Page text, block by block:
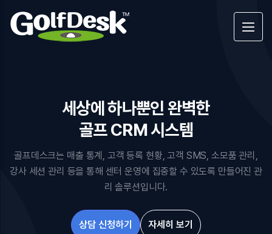
세상에 하나뿐인 완벽한
골프 CRM 시스템
골프데스크는 매출 통계, 고객 등록 현황, 고객 SMS, 소모품 관리,
강사 세션 관리 등을 통해 센터 운영에 집중할 수 있도록 만들어진 관
리 솔루션입니다.
상담 신청하기 자세히 보기